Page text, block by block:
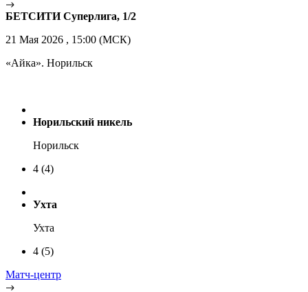
БЕТСИТИ Суперлига, 1/2
21 Мая 2026 , 15:00 (МСК)
«Айка». Норильск
Норильский никель
Норильск
4 (4)
Ухта
Ухта
4 (5)
Матч-центр